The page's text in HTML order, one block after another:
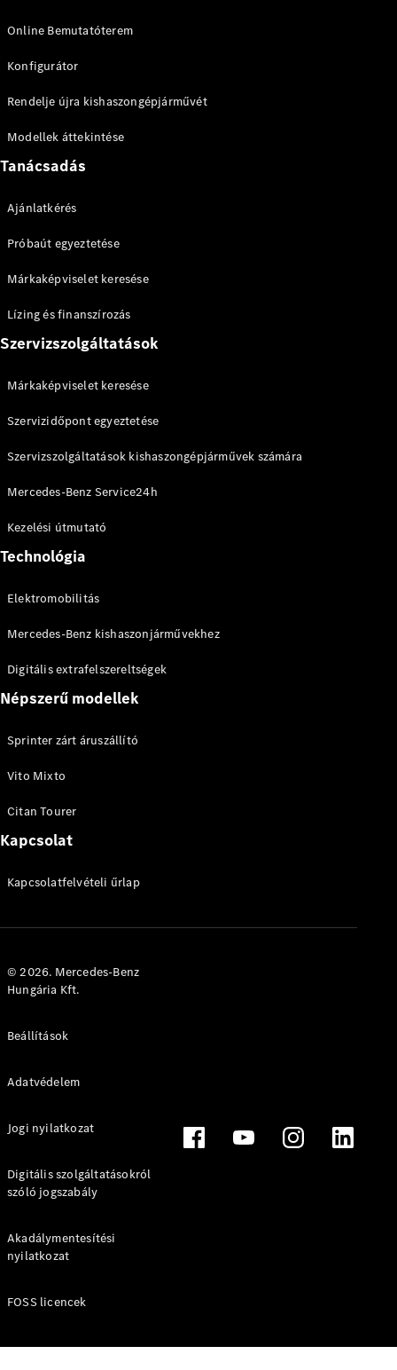
Online Bemutatóterem
Konfigurátor
Rendelje újra kishaszongépjárművét
Modellek áttekintése
Tanácsadás
Ajánlatkérés
Próbaút egyeztetése
Márkaképviselet keresése
Lízing és finanszírozás
Szervizszolgáltatások
Márkaképviselet keresése
Szervizidőpont egyeztetése
Szervizszolgáltatások kishaszongépjárművek számára
Mercedes-Benz Service24h
Kezelési útmutató
Technológia
Elektromobilitás
Mercedes-Benz kishaszonjárművekhez
Digitális extrafelszereltségek
Népszerű modellek
Sprinter zárt áruszállító
Vito Mixto
Citan Tourer
Kapcsolat
Kapcsolatfelvételi űrlap
© 2026. Mercedes-Benz
Hungária Kft.
Beállítások
Adatvédelem
Jogi nyilatkozat
Digitális szolgáltatásokról
szóló jogszabály
Akadálymentesítési
nyilatkozat
FOSS licencek